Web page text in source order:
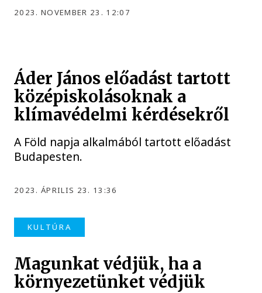
2023. NOVEMBER 23. 12:07
Áder János előadást tartott
középiskolásoknak a
klímavédelmi kérdésekről
A Föld napja alkalmából tartott előadást
Budapesten.
2023. ÁPRILIS 23. 13:36
KULTÚRA
Magunkat védjük, ha a
környezetünket védjük